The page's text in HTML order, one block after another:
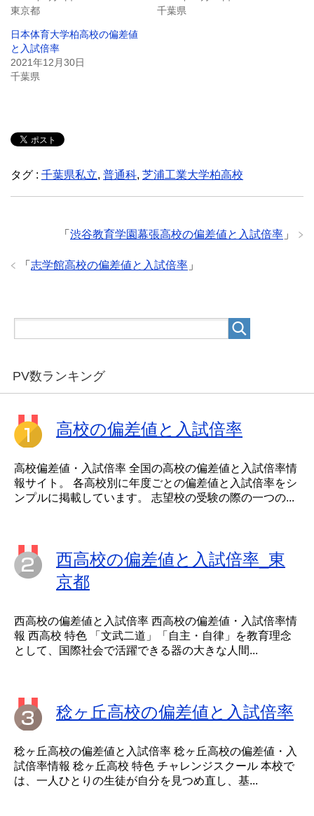
東京都
千葉県
日本体育大学柏高校の偏差値
と入試倍率
2021年12月30日
千葉県
タグ : 千葉県私立, 普通科, 芝浦工業大学柏高校
「 渋谷教育学園幕張高校の偏差値と入試倍率 」
「 志学館高校の偏差値と入試倍率 」
PV数ランキング
高校の偏差値と入試倍率
高校偏差値・入試倍率 全国の高校の偏差値と入試倍率情
報サイト。 各高校別に年度ごとの偏差値と入試倍率をシ
ンプルに掲載しています。 志望校の受験の際の一つの...
西高校の偏差値と入試倍率_東
京都
西高校の偏差値と入試倍率 西高校の偏差値・入試倍率情
報 西高校 特色 「文武二道」「自主・自律」を教育理念
として、国際社会で活躍できる器の大きな人間...
稔ヶ丘高校の偏差値と入試倍率
稔ヶ丘高校の偏差値と入試倍率 稔ヶ丘高校の偏差値・入
試倍率情報 稔ヶ丘高校 特色 チャレンジスクール 本校で
は、一人ひとりの生徒が自分を見つめ直し、基...